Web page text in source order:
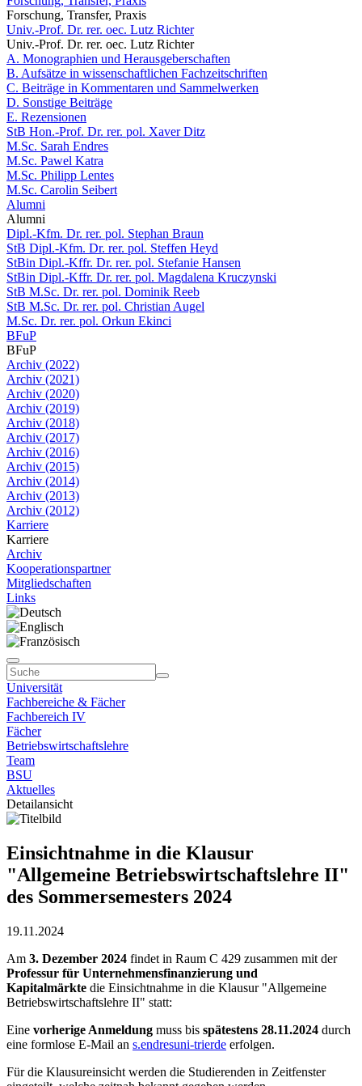
Forschung, Transfer, Praxis
Univ.-Prof. Dr. rer. oec. Lutz Richter
Univ.-Prof. Dr. rer. oec. Lutz Richter
A. Monographien und Herausgeberschaften
B. Aufsätze in wissenschaftlichen Fachzeitschriften
C. Beiträge in Kommentaren und Sammelwerken
D. Sonstige Beiträge
E. Rezensionen
StB Hon.-Prof. Dr. rer. pol. Xaver Ditz
M.Sc. Sarah Endres
M.Sc. Pawel Katra
M.Sc. Philipp Lentes
M.Sc. Carolin Seibert
Alumni
Alumni
Dipl.-Kfm. Dr. rer. pol. Stephan Braun
StB Dipl.-Kfm. Dr. rer. pol. Steffen Heyd
StBin Dipl.-Kffr. Dr. rer. pol. Stefanie Hansen
StBin Dipl.-Kffr. Dr. rer. pol. Magdalena Kruczynski
StB M.Sc. Dr. rer. pol. Dominik Reeb
StB M.Sc. Dr. rer. pol. Christian Augel
M.Sc. Dr. rer. pol. Orkun Ekinci
BFuP
BFuP
Archiv (2022)
Archiv (2021)
Archiv (2020)
Archiv (2019)
Archiv (2018)
Archiv (2017)
Archiv (2016)
Archiv (2015)
Archiv (2014)
Archiv (2013)
Archiv (2012)
Karriere
Karriere
Archiv
Kooperationspartner
Mitgliedschaften
Links
Universität
Fachbereiche & Fächer
Fachbereich IV
Fächer
Betriebswirtschaftslehre
Team
BSU
Aktuelles
Detailansicht
Einsichtnahme in die Klausur
"Allgemeine Betriebswirtschaftslehre II"
des Sommersemesters 2024
19.11.2024
Am 3. Dezember 2024 findet in Raum C 429 zusammen mit der
Professur für Unternehmensfinanzierung und
Kapitalmärkte die Einsichtnahme in die Klausur "Allgemeine
Betriebswirtschaftslehre II" statt:
Eine vorherige Anmeldung muss bis spätestens 28.11.2024 durch
eine formlose E-Mail an s.endresuni-trierde erfolgen.
Für die Klausureinsicht werden die Studierenden in Zeitfenster